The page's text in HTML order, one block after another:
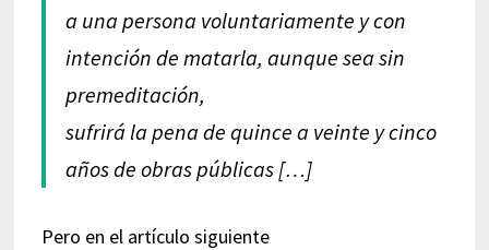
a una persona voluntariamente y con
intención de matarla, aunque sea sin
premeditación,
sufrirá la pena de quince a veinte y cinco
años de obras públicas […]
Pero en el artículo siguiente